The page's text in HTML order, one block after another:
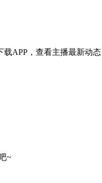
载APP，查看主播最新动态
~